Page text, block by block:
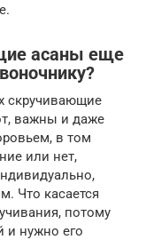
асаны еще
скручивающие
важны и даже
в том
или нет,
Что касается
потому
и нужно его